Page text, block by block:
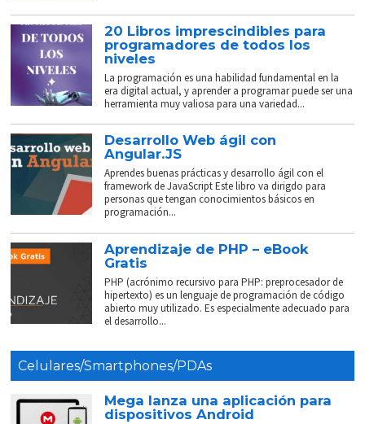
20 Libros imprescindibles para
programadores de todos los
niveles
La programación es una habilidad fundamental en la
era digital actual, y aprender a programar puede ser una
herramienta muy valiosa para una variedad...
Desarrollo Web ágil con
Angular.JS
Aprendes buenas prácticas y desarrollo ágil con el
framework de JavaScript Este libro va dirigdo para
personas que tengan conocimientos básicos en
programación...
Aprendizaje de PHP – eBook
Gratis
PHP (acrónimo recursivo para PHP: preprocesador de
hipertexto) es un lenguaje de programación de código
abierto muy utilizado. Es especialmente adecuado para
el desarrollo...
Celulares/Smartphones/PDAs
Mega lanza una aplicación para
dispositivos Android